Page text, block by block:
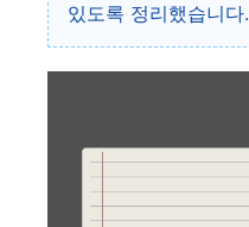
있도록 정리했습니다.